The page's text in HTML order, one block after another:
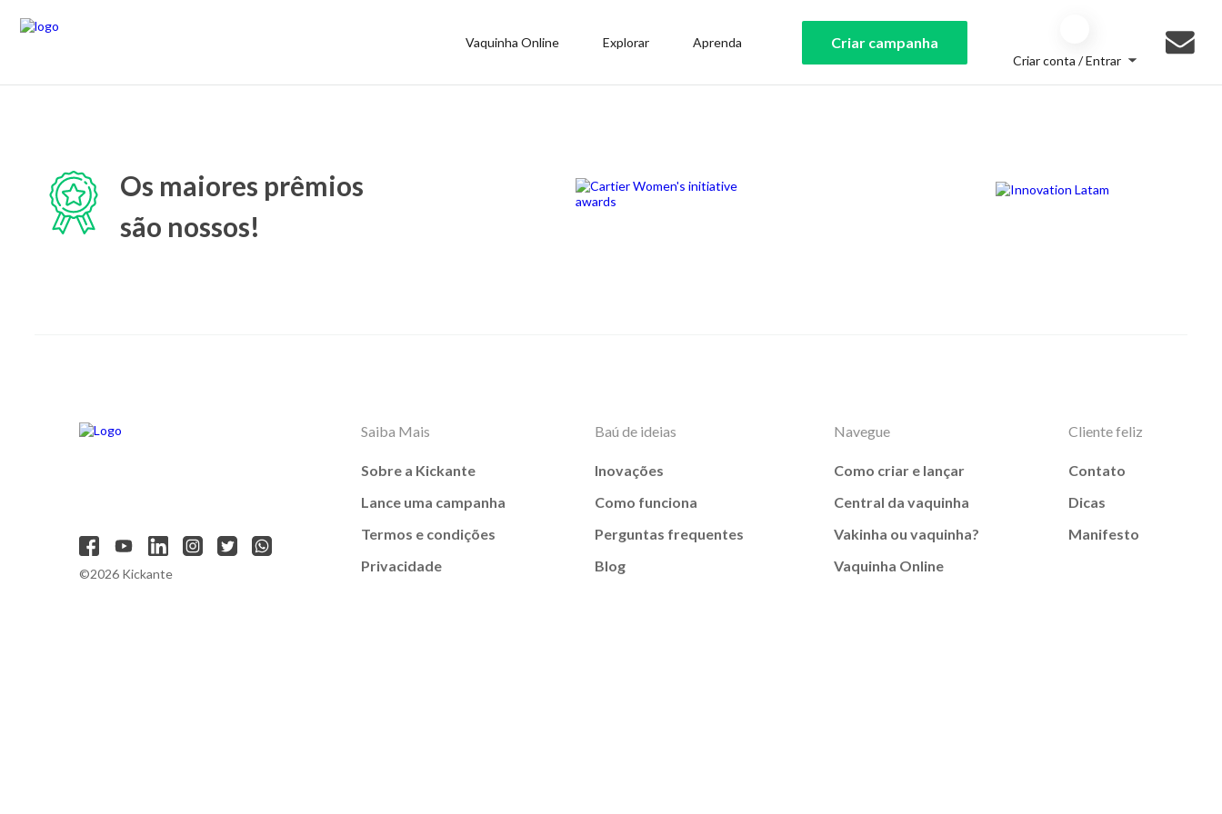
Vaquinha Online Explorar Aprenda Criar campanha
Criar conta / Entrar
Os maiores prêmios
são nossos!
©2026 Kickante
Saiba Mais
Sobre a Kickante
Lance uma campanha
Termos e condições
Privacidade
Baú de ideias
Inovações
Como funciona
Perguntas frequentes
Blog
Navegue
Como criar e lançar
Central da vaquinha
Vakinha ou vaquinha?
Vaquinha Online
Cliente feliz
Contato
Dicas
Manifesto